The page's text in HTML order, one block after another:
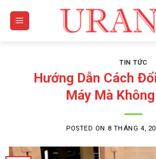
TIN TỨC
Hướng Dẫn Cách
Máy Mà
POSTED ON 8 THÁNG 4,